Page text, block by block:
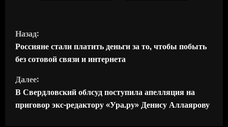
П
р
о
д
о
Назад:
Россияне стали платить деньги за то, чтобы побыть
без сотовой связи и интернета
Далее:
В Свердловский облсуд поступила апелляция на
приговор экс-редактору «Ура.ру» Денису Аллаярову